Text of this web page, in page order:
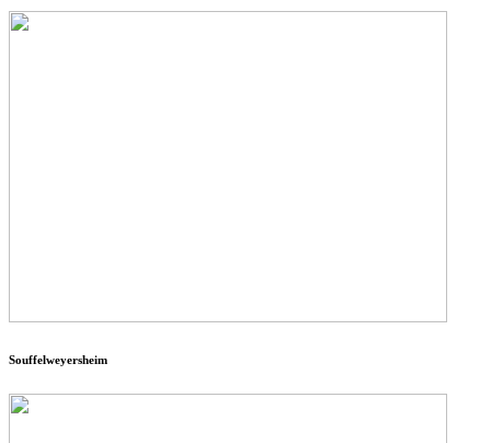
Souffelweyersheim